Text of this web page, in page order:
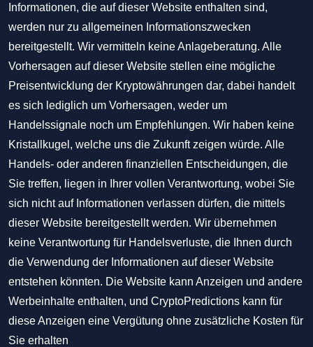
Informationen, die auf dieser Website enthalten sind,
werden nur zu allgemeinen Informationszwecken
bereitgestellt. Wir vermitteln keine Anlageberatung. Alle
Vorhersagen auf dieser Website stellen eine mögliche
Preisentwicklung der Kryptowährungen dar, dabei handelt
es sich lediglich um Vorhersagen, weder um
Handelssignale noch um Empfehlungen. Wir haben keine
Kristallkugel, welche uns die Zukunft zeigen würde. Alle
Handels- oder anderen finanziellen Entscheidungen, die
Sie treffen, liegen in Ihrer vollen Verantwortung, wobei Sie
sich nicht auf Informationen verlassen dürfen, die mittels
dieser Website bereitgestellt werden. Wir übernehmen
keine Verantwortung für Handelsverluste, die Ihnen durch
die Verwendung der Informationen auf dieser Website
entstehen könnten. Die Website kann Anzeigen und andere
Werbeinhalte enthalten, und CryptoPredictions kann für
diese Anzeigen eine Vergütung ohne zusätzliche Kosten für
Sie erhalten